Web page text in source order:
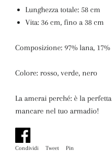
Lunghezza totale: 58 cm
Vita: 36 cm, fino a 38 cm
Composizione: 97% lana,
Colore: rosso, verde, nero
La amerai perché: è la
mancare nel tuo armadio!
Condividi
Condividi
Tweet
Twitta
Pin